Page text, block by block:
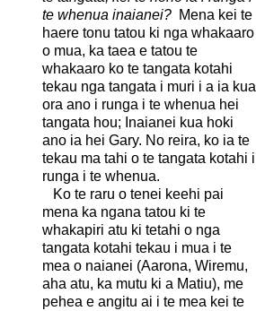
te whenua inaianei? Mena kei te
haere tonu tatou ki nga whakaaro
o mua, ka taea e tatou te
whakaaro ko te tangata kotahi
tekau nga tangata i muri i a ia kua
ora ano i runga i te whenua hei
tangata hou; Inaianei kua hoki
ano ia hei Gary. No reira, ko ia te
tekau ma tahi o te tangata kotahi i
runga i te whenua.
Ko te raru o tenei keehi pai
mena ka ngana tatou ki te
whakapiri atu ki tetahi o nga
tangata kotahi tekau i mua i te
mea o naianei (Aarona, Wiremu,
aha atu, ka mutu ki a Matiu), me
pehea e angitu ai i te mea kei te